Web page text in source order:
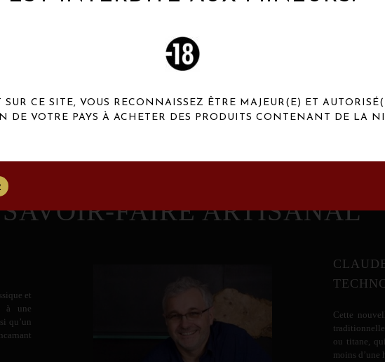
SAVOIR-FAIRE ARTISANAL
et
à une
qu’un
Cette
traditionnelle
ou titane,
moins d’une
CE SITE, VOUS RECONNAISSEZ ÊTRE MAJEUR(E) ET
DE VOTRE PAYS À ACHETER DES PRODUITS CONTENANT DE LA